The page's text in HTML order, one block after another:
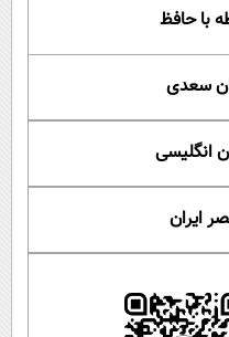
با حافظ
سعدی
انگلیسی
ایران